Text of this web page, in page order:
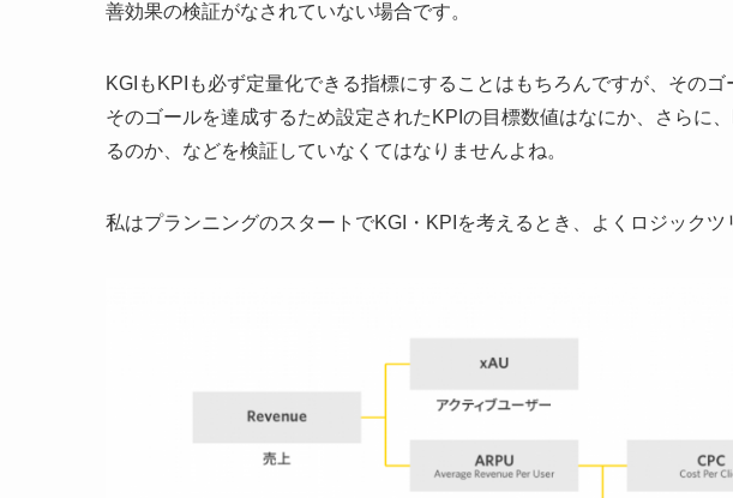
善効果の検証がなされていない場合です。
KGIもKPIも必ず定量化できる指標にすることはもちろんですが、その
そのゴールを達成するため設定されたKPIの目標数値はなにか、さらに
るのか、などを検証していなくてはなりませんよね。
私はプランニングのスタートでKGI・KPIを考えるとき、よくロジックツ